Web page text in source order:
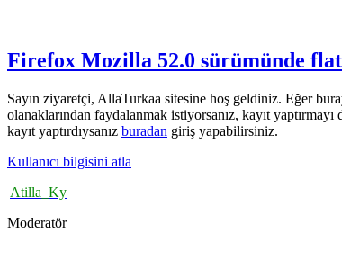
Firefox Mozilla 52.0 sürümünde
Sayın ziyaretçi, AllaTurkaa sitesine hoş geldiniz. Eğer
olanaklarından faydalanmak istiyorsanız, kayıt
kayıt yaptırdıysanız buradan giriş yapabilirsiniz.
Kullanıcı bilgisini atla
Atilla_Ky
Moderatör